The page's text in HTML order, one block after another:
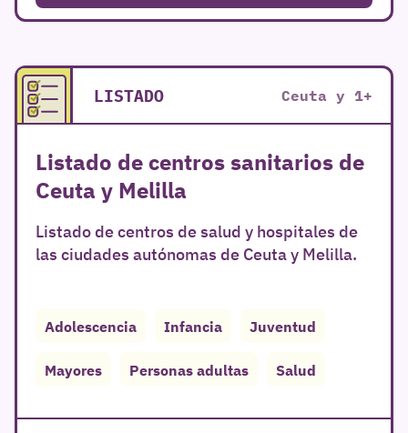
LISTADO Ceuta y 1+
Listado de centros sanitarios de
Ceuta y Melilla
Listado de centros de salud y hospitales de
las ciudades autónomas de Ceuta y Melilla.
Adolescencia Infancia Juventud
Mayores Personas adultas Salud